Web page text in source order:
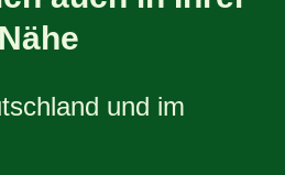
Nähe
und im